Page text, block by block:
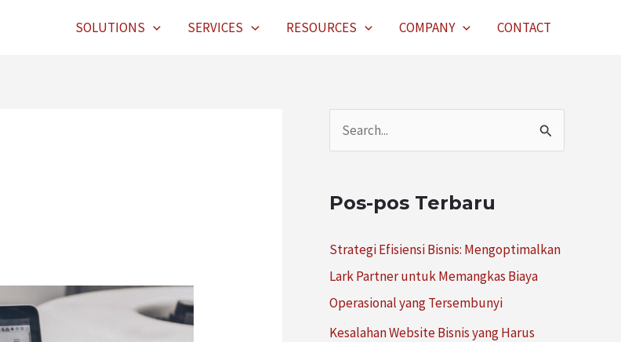
SOLUTIONS SERVICES RESOURCES COMPANY CONTACT
i
u
n
t
Pos-pos Terbaru
Strategi Efisiensi Bisnis: Mengoptimalkan
Lark Partner untuk Memangkas Biaya
Operasional yang Tersembunyi
Kesalahan Website Bisnis yang Harus